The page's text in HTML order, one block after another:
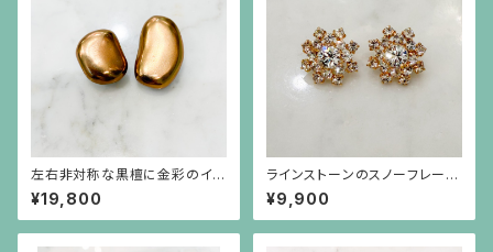
左右非対称な黒檀に金彩のイヤ
リング
¥19,800
ラインストーンのスノーフレーク
のような金色ピアス（チタンポス
ト）
¥9,900